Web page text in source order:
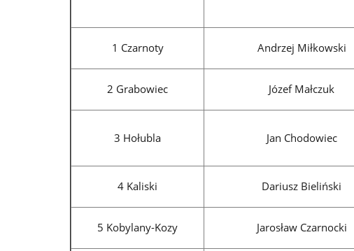
1 Czarnoty Andrzej Miłkowski
2 Grabowiec Józef Małczuk
3 Hołubla Jan Chodowiec
4 Kaliski Dariusz Bieliński
5 Kobylany-Kozy Jarosław Czarnocki